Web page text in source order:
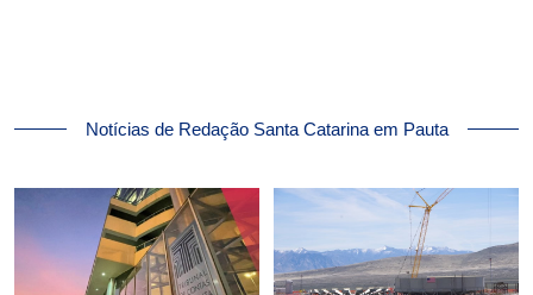
Notícias de Redação Santa Catarina em Pauta